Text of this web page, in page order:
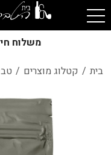
משלוח
בית / קטלוג מוצרים /